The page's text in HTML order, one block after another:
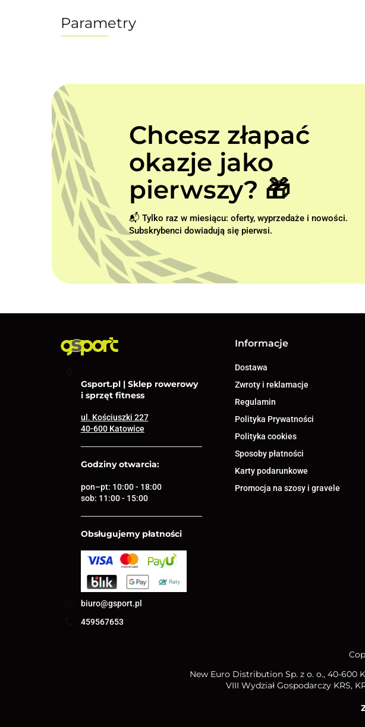
Parametry
Chcesz złapać
okazje jako
pierwszy? 🎁
📬 Tylko raz w miesiącu: oferty, wyprzedaże i nowości.
Subskrybenci dowiadują się pierwsi.
Gsport.pl | Sklep rowerowy
i sprzęt fitness
ul. Kościuszki 227
40-600 Katowice
Godziny otwarcia:
pon–pt: 10:00 - 18:00
sob: 11:00 - 15:00
Obsługujemy płatności
biuro@gsport.pl
459567653
Informacje
Dostawa
Zwroty i reklamacje
Regulamin
Polityka Prywatności
Polityka cookies
Sposoby płatności
Karty podarunkowe
Promocja na szosy i gravele
New Euro Distribution Sp. z o. o., 40-600
VIII Wydział Gospodarczy KRS,